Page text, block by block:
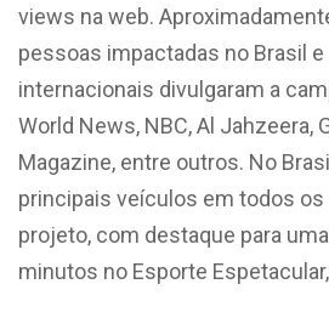
views na web.
pessoas impactadas no Brasil
internacionais divulgaram a
World News, NBC, Al Jahzeera,
Magazine, entre outros. No
principais veículos em todos
projeto, com destaque para
minutos no Esporte